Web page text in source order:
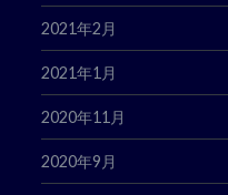
2021年2月
2021年1月
2020年11月
2020年9月